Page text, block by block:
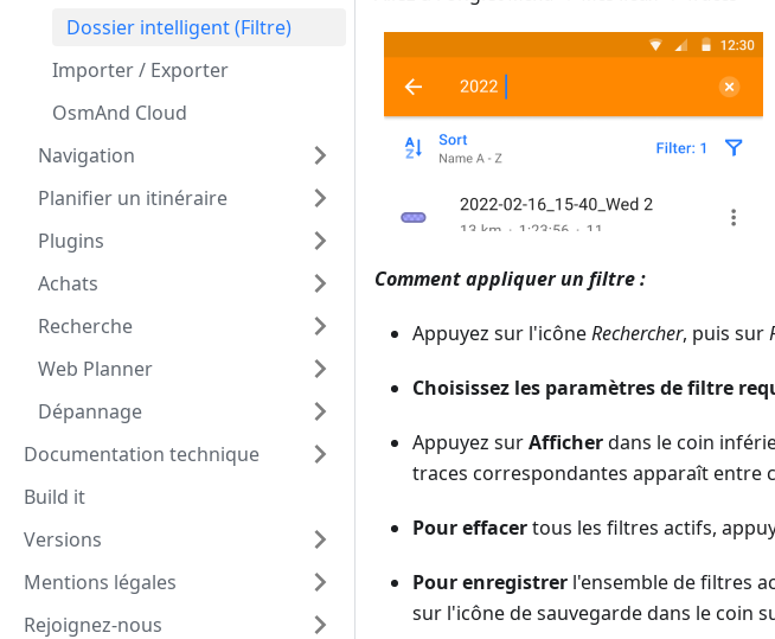
Dossier intelligent (Filtre)
Importer / Exporter
OsmAnd Cloud
Navigation
Planifier un itinéraire
Plugins
Achats
Recherche
Web Planner
Dépannage
Documentation technique
Build it
Versions
Mentions légales
Rejoignez-nous
Comment appliquer un filtre :
Appuyez sur l'icôneRechercher, puis sur
Choisissez les paramètres de filtre
Appuyez surAfficherdans le coin
traces correspondantes apparaît entre
Pour effacertous les filtres actifs,
Pour enregistrer l'ensemble de filtres
sur l'icône de sauvegarde dans le coin